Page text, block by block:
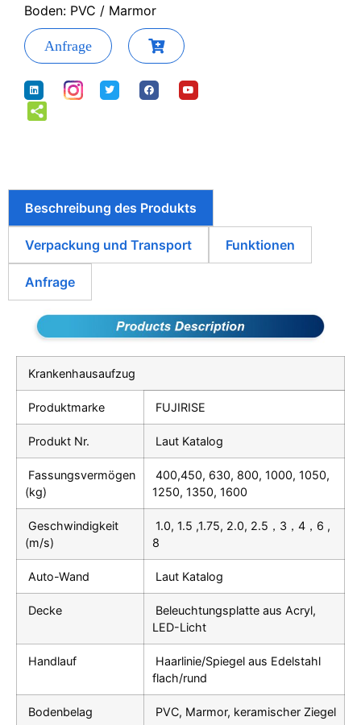
Boden: PVC / Marmor
Anfrage
Beschreibung des Produkts
Verpackung und Transport Funktionen
Anfrage
Krankenhausaufzug
Produktmarke FUJIRISE
Produkt Nr. Laut Katalog
Fassungsvermögen
(kg)
400,450, 630, 800, 1000, 1050,
1250, 1350, 1600
Geschwindigkeit
(m/s)
1.0, 1.5 ,1.75, 2.0, 2.5，3，4，6 ,
8
Auto-Wand Laut Katalog
Decke
Beleuchtungsplatte aus Acryl,
LED-Licht
Handlauf
Haarlinie/Spiegel aus Edelstahl
flach/rund
Bodenbelag PVC, Marmor, keramischer Ziegel